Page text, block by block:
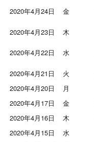
2020年4月24日 金
2020年4月23日 木
2020年4月22日 水
2020年4月21日 火
2020年4月20日
月
2020年4月17日
金
2020年4月16日
木
2020年4月15日
水